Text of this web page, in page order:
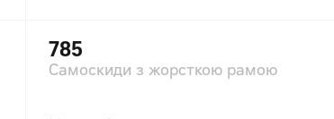
785
Самоскиди з жорсткою рамою